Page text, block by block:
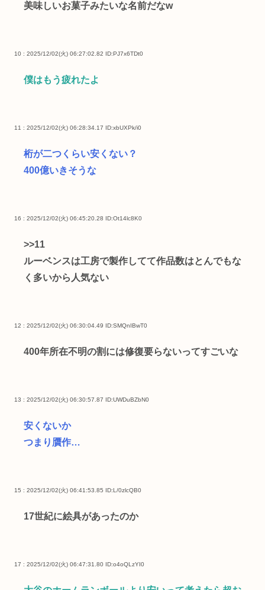
美味しいお菓子みたいな名前だなw
10 : 2025/12/02(火) 06:27:02.82 ID:PJ7x6TDt0
僕はもう疲れたよ
11 : 2025/12/02(火) 06:28:34.17 ID:xbUXPk/i0
桁が二つくらい安くない？
400億いきそうな
16 : 2025/12/02(火) 06:45:20.28 ID:Ot14lc8K0
>>11
ルーベンスは工房で製作してて作品数はとんでもな
く多いから人気ない
12 : 2025/12/02(火) 06:30:04.49 ID:SMQnIBwT0
400年所在不明の割には修復要らないってすごいな
13 : 2025/12/02(火) 06:30:57.87 ID:UWDuBZbN0
安くないか
つまり贋作…
15 : 2025/12/02(火) 06:41:53.85 ID:L/0zlcQB0
17世紀に絵具があったのか
17 : 2025/12/02(火) 06:47:31.80 ID:o4oQLzYI0